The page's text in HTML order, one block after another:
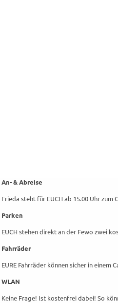
An- & Abreise
Frieda steht für EUCH ab 15.00 Uhr zum
Parken
EUCH stehen direkt an der Fewo zwei
Fahrräder
EURE Fahrräder können sicher in
WLAN
Keine Frage! Ist kostenfrei dabei! So